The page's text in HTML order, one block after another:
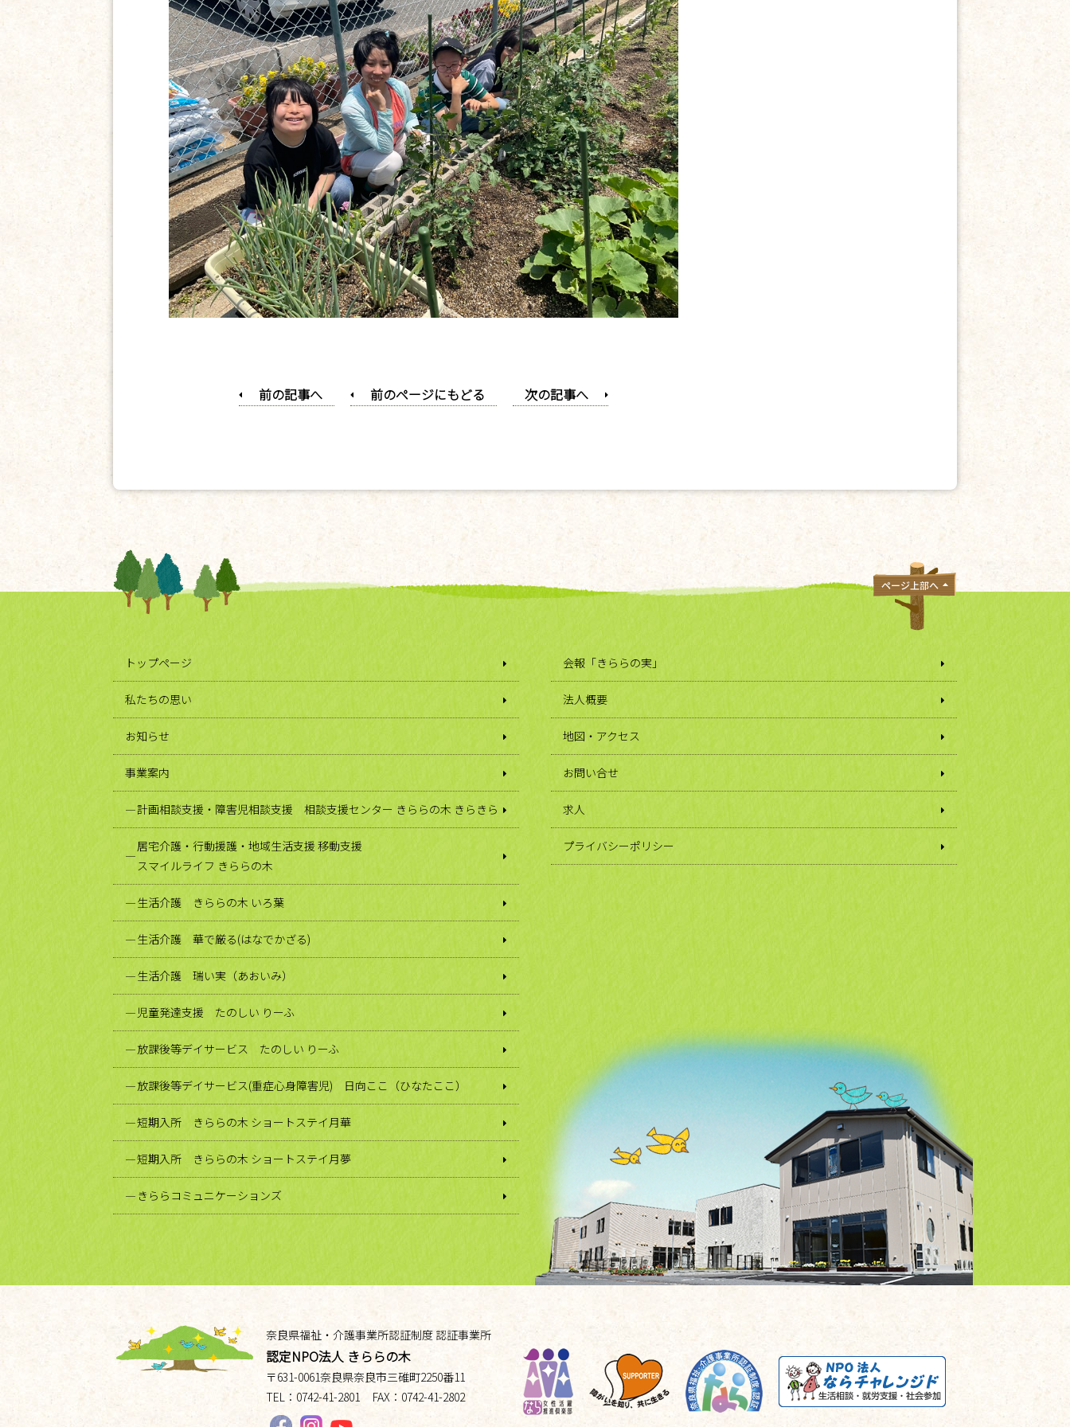
前の記事へ 前のページにもどる 次の記事へ
トップページ
私たちの思い
お知らせ
事業案内
計画相談支援・障害児相談支援 相談支援センター きららの木 きらきら
居宅介護・行動援護・地域生活支援 移動支援
スマイルライフ きららの木
生活介護 きららの木 いろ葉
生活介護 華で厳る(はなでかざる)
生活介護 瑞い実（あおいみ）
児童発達支援 たのしい りーふ
放課後等デイサービス たのしい りーふ
放課後等デイサービス(重症心身障害児) 日向ここ（ひなたここ）
短期入所 きららの木 ショートステイ月華
短期入所 きららの木 ショートステイ月夢
きららコミュニケーションズ
会報「きららの実」
法人概要
地図・アクセス
お問い合せ
求人
プライバシーポリシー
奈良県福祉・介護事業所認証制度 認証事業所
認定NPO法人 きららの木
〒631-0061奈良県奈良市三碓町2250番11
TEL： 0742-41-2801 FAX： 0742-41-2802